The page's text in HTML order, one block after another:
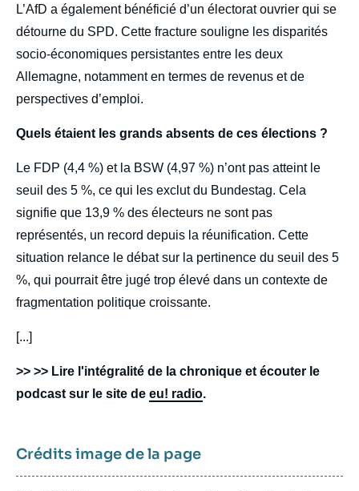
L’AfD a également bénéficié d’un électorat ouvrier qui se
détourne du SPD. Cette fracture souligne les disparités
socio-économiques persistantes entre les deux
Allemagne, notamment en termes de revenus et de
perspectives d’emploi.
Quels étaient les grands absents de ces élections ?
Le FDP (4,4 %) et la BSW (4,97 %) n’ont pas atteint le
seuil des 5 %, ce qui les exclut du Bundestag. Cela
signifie que 13,9 % des électeurs ne sont pas
représentés, un record depuis la réunification. Cette
situation relance le débat sur la pertinence du seuil des 5
%, qui pourrait être jugé trop élevé dans un contexte de
fragmentation politique croissante.
[...]
>> >> Lire l'intégralité de la chronique et écouter le
podcast sur le site de eu! radio.
Crédits image de la page